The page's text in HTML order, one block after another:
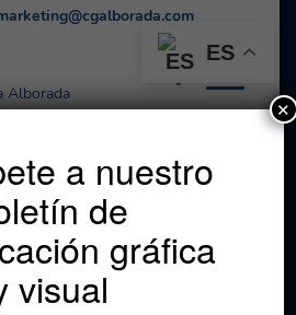
la etiqueta:
ES
a nuestro
de
gráfica
visual
✕